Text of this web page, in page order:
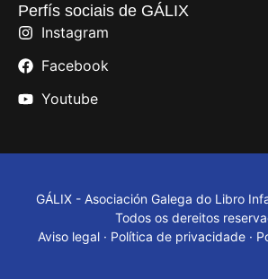
Perfís sociais de GÁLIX
Instagram
Facebook
Youtube
GÁLIX - Asociación Galega do Libro
Todos os dereitos
Aviso legal· Política de privacidade·